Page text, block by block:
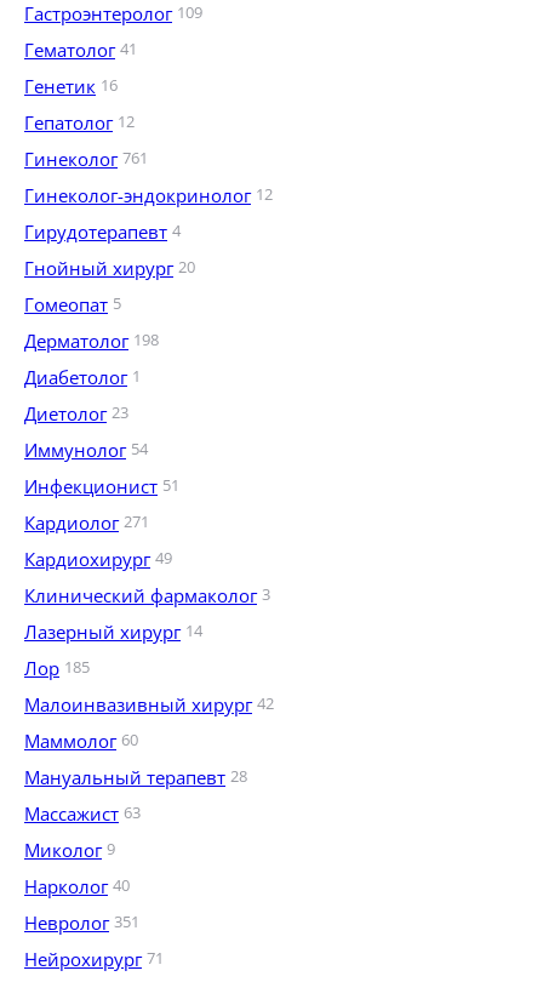
Гастроэнтеролог 109
Гематолог 41
Генетик 16
Гепатолог 12
Гинеколог 761
Гинеколог-эндокринолог 12
Гирудотерапевт 4
Гнойный хирург 20
Гомеопат 5
Дерматолог 198
Диабетолог 1
Диетолог 23
Иммунолог 54
Инфекционист 51
Кардиолог 271
Кардиохирург 49
Клинический фармаколог 3
Лазерный хирург 14
Лор 185
Малоинвазивный хирург 42
Маммолог 60
Мануальный терапевт 28
Массажист 63
Миколог 9
Нарколог 40
Невролог 351
Нейрохирург 71